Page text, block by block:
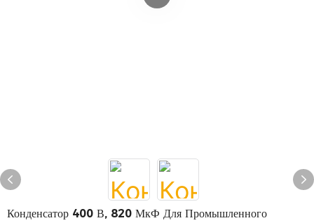
Конденсатор 400 В, 820 МкФ Для Промышленного